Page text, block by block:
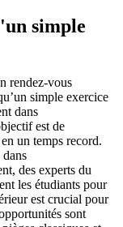
simple
rendez-vous
simple exercice
dans
est de
un temps record.
des experts du
les étudiants pour
est crucial pour
sont